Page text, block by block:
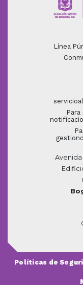
Línea
Avenida
Políticas de